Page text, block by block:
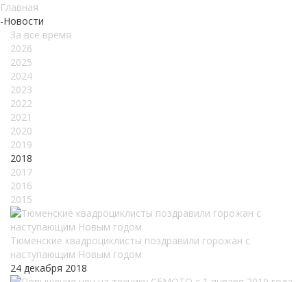
Главная
-Новости
За все время
2026
2025
2024
2023
2022
2021
2020
2019
2018
2017
2016
2015
Тюменские квадроциклисты поздравили горожан с
наступающим Новым годом
24 декабря 2018